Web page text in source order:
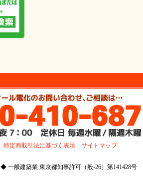
特定商取引法に基づく表示 サイトマップ
◆ 一般建築業 東京都知事許可（般-26）第141428